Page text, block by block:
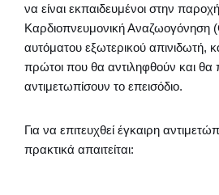
να είναι εκπαιδευμένοι στην
Καρδιοπνευμονική Αναζωογόνηση
αυτόματου εξωτερικού απινιδωτή,
πρώτοι που θα αντιληφθούν και θα
αντιμετωπίσουν το επεισόδιο.
Για να επιτευχθεί έγκαιρη
πρακτικά απαιτείται: